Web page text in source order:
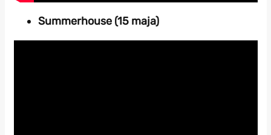
Summerhouse (15 maja)